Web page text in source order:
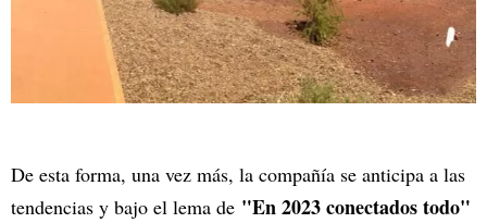
De esta forma, una vez más, la compañía se anticipa a las
tendencias y bajo el lema de "En 2023 conectados todo"